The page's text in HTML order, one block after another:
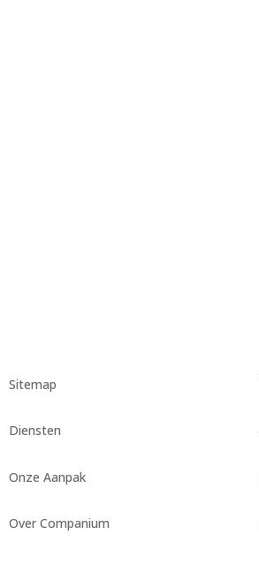
Sitemap
Diensten
Onze Aanpak
Over Companium